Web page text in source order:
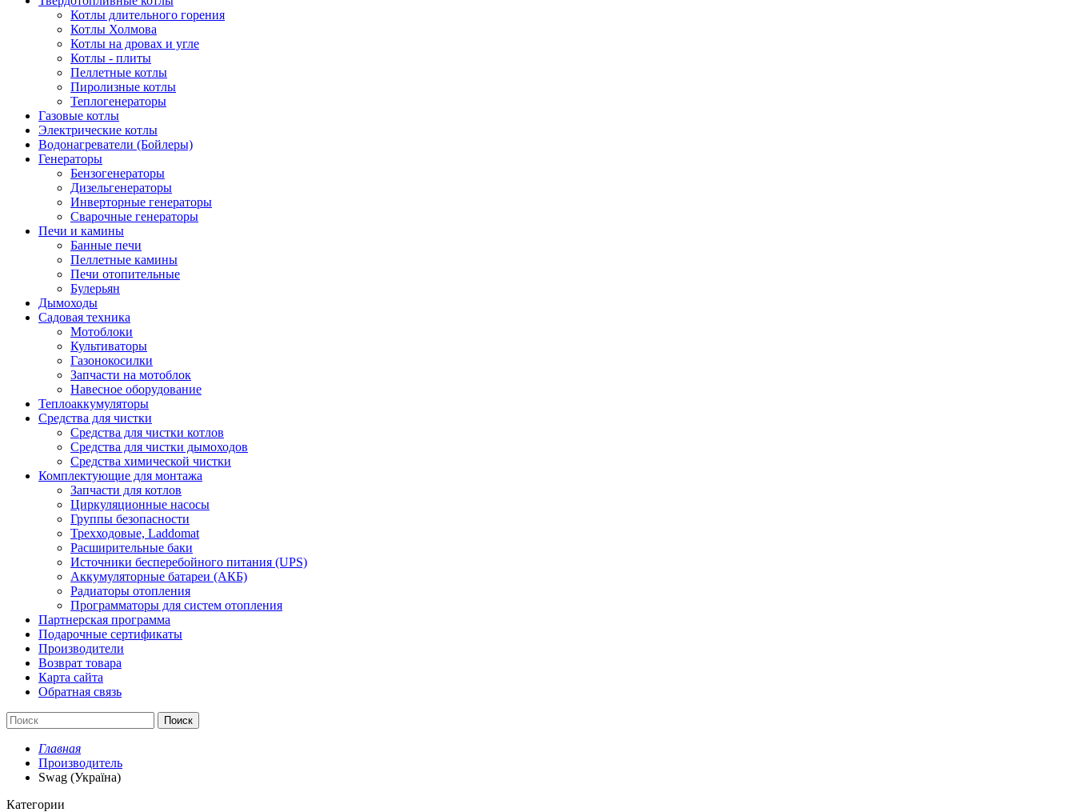
Котлы длительного горения
Котлы Холмова
Котлы на дровах и угле
Котлы - плиты
Пеллетные котлы
Пиролизные котлы
Теплогенераторы
Газовые котлы
Электрические котлы
Водонагреватели (Бойлеры)
Генераторы
Бензогенераторы
Дизельгенераторы
Инверторные генераторы
Сварочные генераторы
Печи и камины
Банные печи
Пеллетные камины
Печи отопительные
Булерьян
Дымоходы
Садовая техника
Мотоблоки
Культиваторы
Газонокосилки
Запчасти на мотоблок
Навесное оборудование
Теплоаккумуляторы
Средства для чистки
Средства для чистки котлов
Средства для чистки дымоходов
Средства химической чистки
Комплектующие для монтажа
Запчасти для котлов
Циркуляционные насосы
Группы безопасности
Трехходовые, Laddomat
Расширительные баки
Источники бесперебойного питания (UPS)
Аккумуляторные батареи (АКБ)
Радиаторы отопления
Программаторы для систем отопления
Партнерская программа
Подарочные сертификаты
Производители
Возврат товара
Карта сайта
Обратная связь
Поиск
Главная
Производитель
Swag (Україна)
Категории